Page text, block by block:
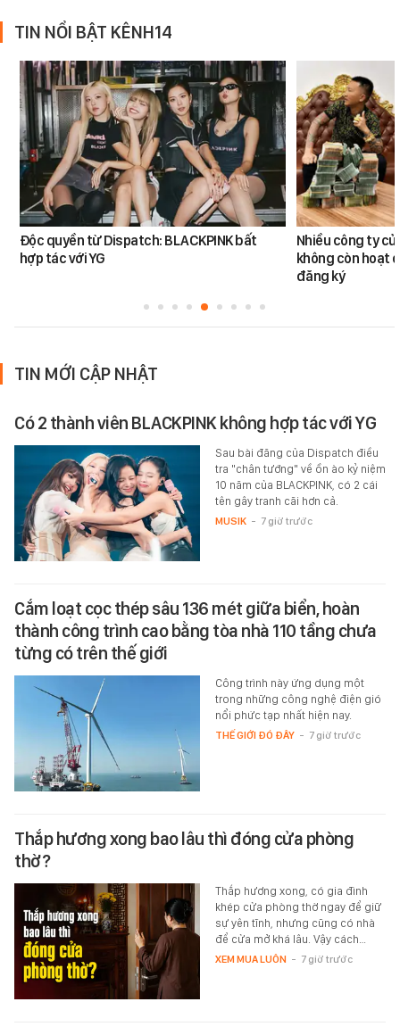
TIN NỔI BẬT KÊNH14
Độc quyền từ Dispatch: BLACKPINK bất
hợp tác với YG
Nhiều công ty
không còn hoạt
đăng ký
TIN MỚI CẬP NHẬT
Có 2 thành viên BLACKPINK không hợp tác với YG
Sau bài đăng của Dispatch điều
tra "chân tướng" về ồn ào kỷ niệm
10 năm của BLACKPINK, có 2 cái
tên gây tranh cãi hơn cả.
MUSIK - 7 giờ trước
Cắm loạt cọc thép sâu 136 mét giữa biển, hoàn
thành công trình cao bằng tòa nhà 110 tầng chưa
từng có trên thế giới
Công trình này ứng dụng một
trong những công nghệ điện gió
nổi phức tạp nhất hiện nay.
THẾ GIỚI ĐÓ ĐÂY - 7 giờ trước
Thắp hương xong bao lâu thì đóng cửa phòng
thờ?
Thắp hương xong, có gia đình
khép cửa phòng thờ ngay để giữ
sự yên tĩnh, nhưng cũng có nhà
để cửa mở khá lâu. Vậy cách…
XEM MUA LUÔN - 7 giờ trước